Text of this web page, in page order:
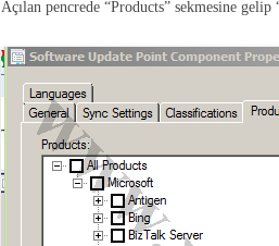
Açılan pencrede “Products” sekmesine